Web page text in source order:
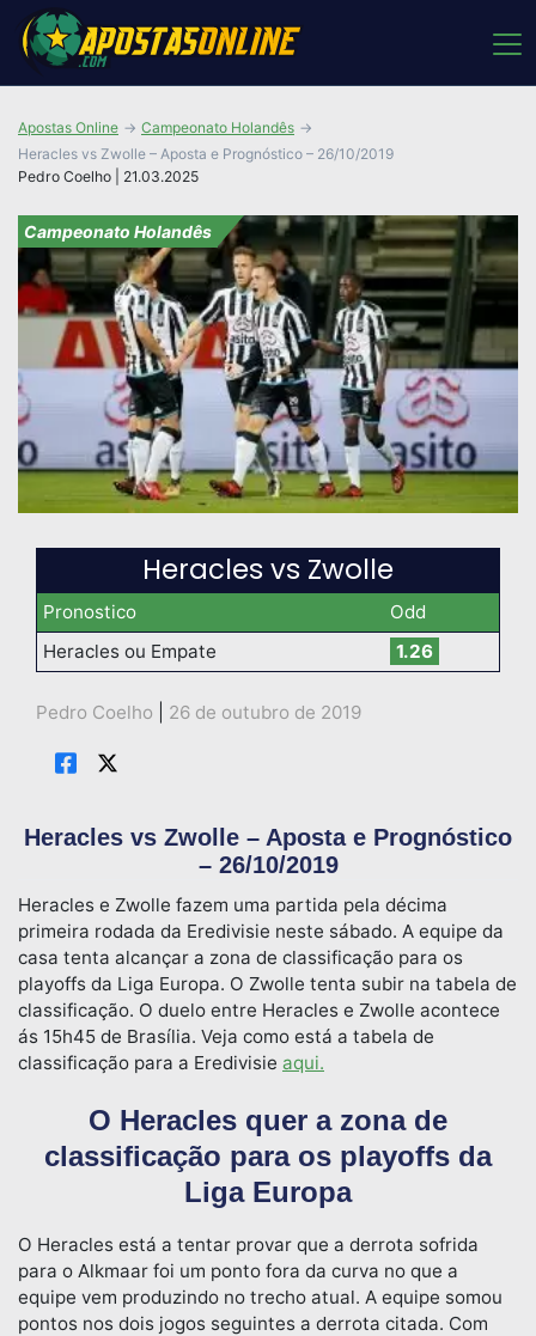
Pedro Coelho | 21.03.2025
Apostas Online
Campeonato Holandês
Heracles vs Zwolle – Aposta e Prognóstico – 26/10/2019
Campeonato Holandês
Heracles vs Zwolle
Pronostico
Odd
Heracles ou Empate
1.26
Pedro Coelho 26 de outubro de 2019
Heracles vs Zwolle – Aposta e Prognóstico
– 26/10/2019
Heracles e Zwolle fazem uma partida pela décima
primeira rodada da Eredivisie neste sábado. A equipe da
casa tenta alcançar a zona de classificação para os
playoffs da Liga Europa. O Zwolle tenta subir na tabela de
classificação. O duelo entre Heracles e Zwolle acontece
ás 15h45 de Brasília. Veja como está a tabela de
classificação para a Eredivisie aqui.
O Heracles quer a zona de
classificação para os playoffs da
Liga Europa
O Heracles está a tentar provar que a derrota sofrida
para o Alkmaar foi um ponto fora da curva no que a
equipe vem produzindo no trecho atual. A equipe somou
pontos nos dois jogos seguintes a derrota citada. Com